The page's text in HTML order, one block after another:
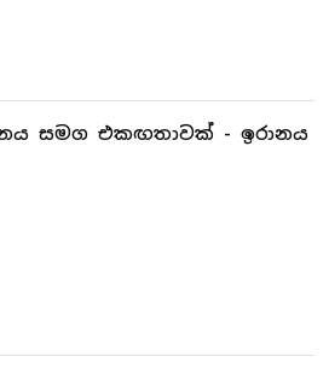
සමග එකඟතාවක් - ඉරානය